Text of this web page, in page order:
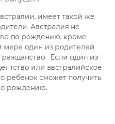
имеет такой же
Австралия не
по рождению, кроме
мере один из родителей
Если один из
или австралийское
ребенок сможет получить
рождению.